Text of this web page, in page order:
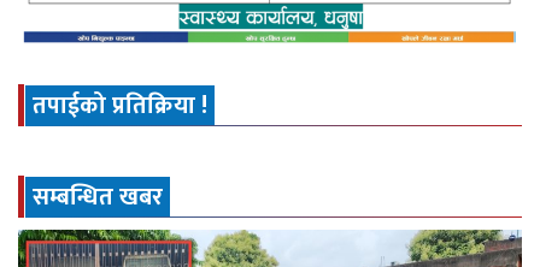
तपाईको प्रतिक्रिया !
सम्बन्धित खबर